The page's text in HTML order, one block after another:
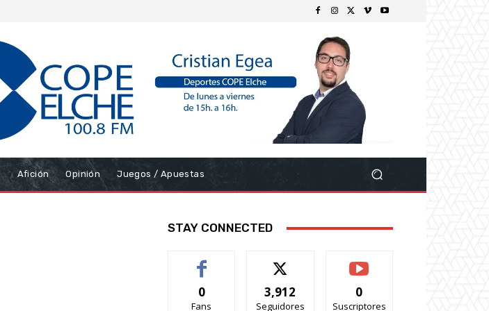
Afición Opinión Juegos / Apuestas
STAY CONNECTED
0
Fans
3,912
Seguidores
0
Suscriptores